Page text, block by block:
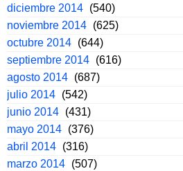
diciembre 2014 (540)
noviembre 2014 (625)
octubre 2014 (644)
septiembre 2014 (616)
agosto 2014 (687)
julio 2014 (542)
junio 2014 (431)
mayo 2014 (376)
abril 2014 (316)
marzo 2014 (507)